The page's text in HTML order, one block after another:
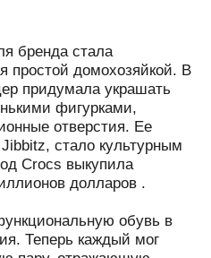
бренда стала
простой домохозяйкой. В
придумала украшать
фигурками,
отверстия. Ее
стало культурным
Crocs выкупила
долларов .
обувь в
Теперь каждый мог